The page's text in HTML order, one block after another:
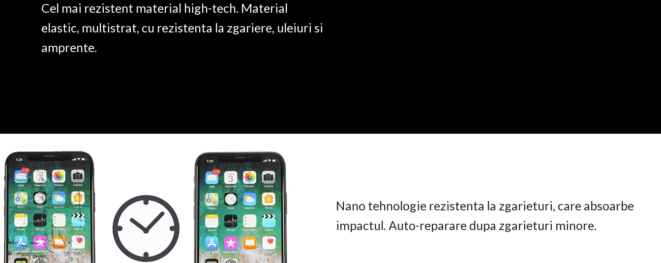
Cel mai rezistent material high-tech. Material
elastic, multistrat, cu rezistenta la zgariere, uleiuri si
amprente.
Nano tehnologie rezistenta la zgarieturi, care absoarbe
impactul. Auto-reparare dupa zgarieturi minore.